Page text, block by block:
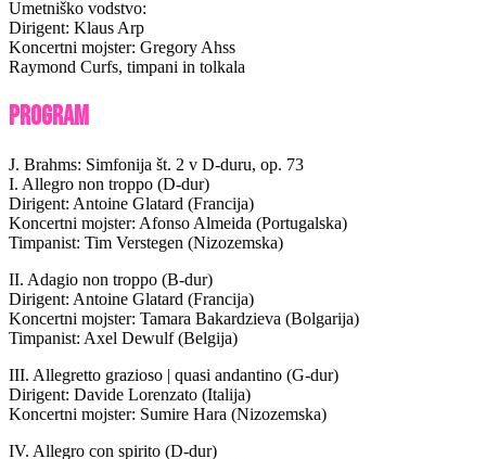
Umetniško vodstvo:
Dirigent: Klaus Arp
Koncertni mojster: Gregory Ahss
Raymond Curfs, timpani in tolkala
Program
J. Brahms: Simfonija št. 2 v D-duru, op. 73
I. Allegro non troppo (D-dur)
Dirigent: Antoine Glatard (Francija)
Koncertni mojster: Afonso Almeida (Portugalska)
Timpanist: Tim Verstegen (Nizozemska)
II. Adagio non troppo (B-dur)
Dirigent: Antoine Glatard (Francija)
Koncertni mojster: Tamara Bakardzieva (Bolgarija)
Timpanist: Axel Dewulf (Belgija)
III. Allegretto grazioso | quasi andantino (G-dur)
Dirigent: Davide Lorenzato (Italija)
Koncertni mojster: Sumire Hara (Nizozemska)
IV. Allegro con spirito (D-dur)